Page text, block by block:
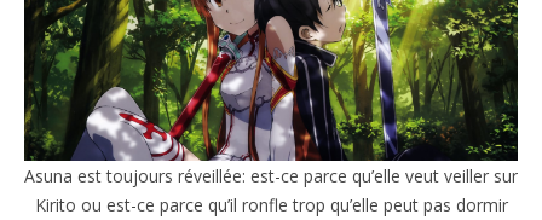
Asuna est toujours réveillée: est-ce parce qu’elle veut veiller sur
Kirito ou est-ce parce qu’il ronfle trop qu’elle peut pas dormir